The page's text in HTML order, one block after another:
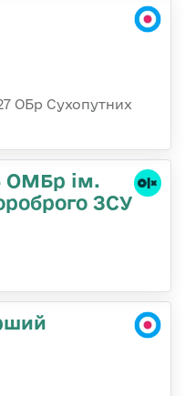
ОБр Сухопутних
ОМБр ім.
ЗСУ